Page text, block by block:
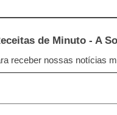
de Minuto - A
receber nossas notícias